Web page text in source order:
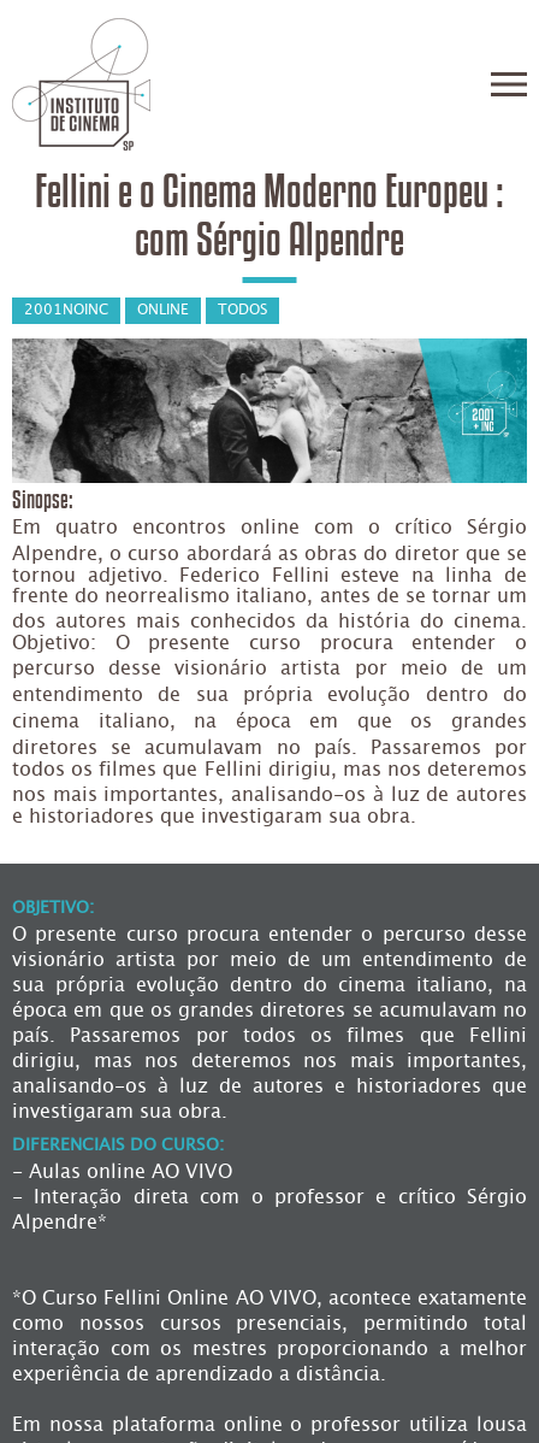
Fellini e o Cinema Moderno Europeu :
com Sérgio Alpendre
2001NOINC ONLINE TODOS
Sinopse:
Em quatro encontros online com o crítico Sérgio
Alpendre, o curso abordará as obras do diretor que se
tornou adjetivo. Federico Fellini esteve na linha de
frente do neorrealismo italiano, antes de se tornar um
dos autores mais conhecidos da história do cinema.
Objetivo: O presente curso procura entender o
percurso desse visionário artista por meio de um
entendimento de sua própria evolução dentro do
cinema italiano, na época em que os grandes
diretores se acumulavam no país. Passaremos por
todos os filmes que Fellini dirigiu, mas nos deteremos
nos mais importantes, analisando-os à luz de autores
e historiadores que investigaram sua obra.
OBJETIVO:
O presente curso procura entender o percurso desse
visionário artista por meio de um entendimento de
sua própria evolução dentro do cinema italiano, na
época em que os grandes diretores se acumulavam no
país. Passaremos por todos os filmes que Fellini
dirigiu, mas nos deteremos nos mais importantes,
analisando-os à luz de autores e historiadores que
investigaram sua obra.
DIFERENCIAIS DO CURSO:
- Aulas online AO VIVO
- Interação direta com o professor e crítico Sérgio
Alpendre*
*O Curso Fellini Online AO VIVO, acontece exatamente
como nossos cursos presenciais, permitindo total
interação com os mestres proporcionando a melhor
experiência de aprendizado a distância.
Em nossa plataforma online o professor utiliza lousa